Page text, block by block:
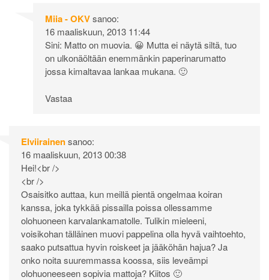
Miia - OKVsanoo:
16 maaliskuun, 2013 11:44
Sini: Matto on muovia. 😀 Mutta ei näytä siltä, tuo
on ulkonäöltään enemmänkin paperinarumatto
jossa kimaltavaa lankaa mukana. 🙂
Vastaa
Elviirainensanoo:
16 maaliskuun, 2013 00:38
Hei!<br />
<br />
Osaisitko auttaa, kun meillä pientä ongelmaa koiran
kanssa, joka tykkää pissailla poissa ollessamme
olohuoneen karvalankamatolle. Tulikin mieleeni,
voisikohan tälläinen muovi pappelina olla hyvä vaihtoehto,
saako putsattua hyvin roiskeet ja jääköhän hajua? Ja
onko noita suuremmassa koossa, siis leveämpi
olohuoneeseen sopivia mattoja? Kiitos 🙂